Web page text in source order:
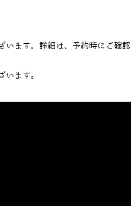
ます。詳細は、予約時にご確認
ます。